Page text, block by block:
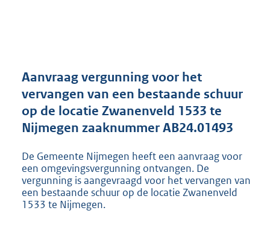
r
o
t
8
0
3
Aanvraag vergunning voor het
vervangen van een bestaande schuur
op de locatie Zwanenveld 1533 te
Nijmegen zaaknummer AB24.01493
De Gemeente Nijmegen heeft een aanvraag voor
een omgevingsvergunning ontvangen. De
vergunning is aangevraagd voor het vervangen van
een bestaande schuur op de locatie Zwanenveld
1533 te Nijmegen.